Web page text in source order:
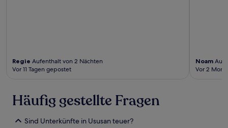
Regie Aufenthalt von 2 Nächten
Vor 11 Tagen gepostet
Noam
Vor 2
Häufig gestellte Fragen
Sind Unterkünfte in Ususan teuer?